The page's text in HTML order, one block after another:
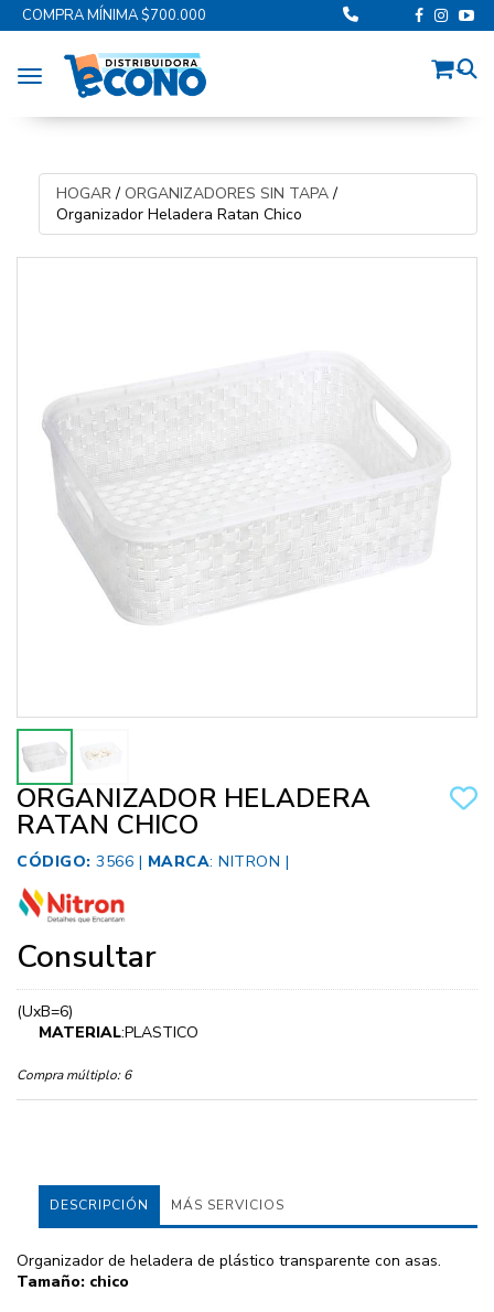
COMPRA MÍNIMA $700.000
Toggle navigation
HOGAR/ ORGANIZADORES SIN TAPA /
Organizador Heladera Ratan Chico
ORGANIZADOR HELADERA
RATAN CHICO
CÓDIGO: 3566 | MARCA: NITRON |
Consultar
(UxB=6)
MATERIAL:PLASTICO
Compra múltiplo:6
DESCRIPCIÓN MÁS SERVICIOS
Organizador de heladera de plástico transparente con asas.
Tamaño: chico